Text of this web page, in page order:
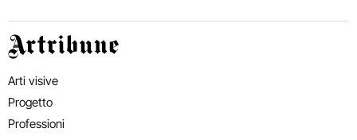
Artribune
Arti visive
Progetto
Professioni